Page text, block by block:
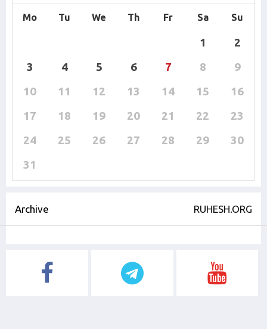
Mo Tu We Th Fr Sa Su
1
2
3
4 5 6 7 8
9
10
11 12 13 14 15
16
17
18 19 20 21 22
23
24
25 26 27 28 29
30
31
Archive RUHESH.ORG